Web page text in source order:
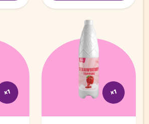
x1 x1